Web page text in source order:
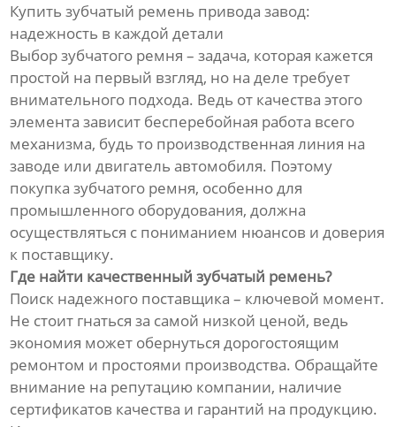
Купить зубчатый ремень привода завод:
надежность в каждой детали
Выбор зубчатого ремня – задача, которая кажется
простой на первый взгляд, но на деле требует
внимательного подхода. Ведь от качества этого
элемента зависит бесперебойная работа всего
механизма, будь то производственная линия на
заводе или двигатель автомобиля. Поэтому
покупка зубчатого ремня, особенно для
промышленного оборудования, должна
осуществляться с пониманием нюансов и доверия
к поставщику.
Где найти качественный зубчатый ремень?
Поиск надежного поставщика – ключевой момент.
Не стоит гнаться за самой низкой ценой, ведь
экономия может обернуться дорогостоящим
ремонтом и простоями производства. Обращайте
внимание на репутацию компании, наличие
сертификатов качества и гарантий на продукцию.